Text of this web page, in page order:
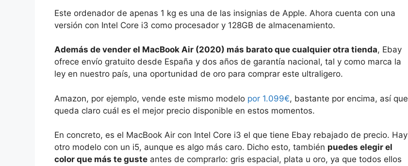
Este ordenador de apenas 1 kg es una de las insignias de Apple. Ahora cuenta con una
versión con Intel Core i3 como procesador y 128GB de almacenamiento.
Además de vender el MacBook Air (2020) más barato que cualquier otra tienda, Ebay
ofrece envío gratuito desde España y dos años de garantía nacional, tal y como marca la
ley en nuestro país, una oportunidad de oro para comprar este ultraligero.
Amazon, por ejemplo, vende este mismo modelo por 1.099€, bastante por encima, así que
queda claro cuál es el mejor precio disponible en estos momentos.
En concreto, es el MacBook Air con Intel Core i3 el que tiene Ebay rebajado de precio. Hay
otro modelo con un i5, aunque es algo más caro. Dicho esto, también puedes elegir el
color que más te guste antes de comprarlo: gris espacial, plata u oro, ya que todos ellos